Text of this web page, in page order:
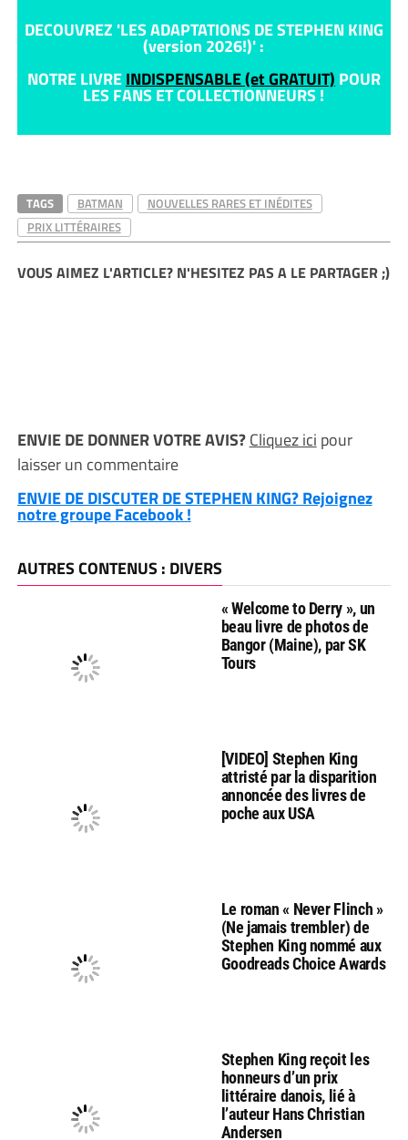
DECOUVREZ 'LES ADAPTATIONS DE STEPHEN KING
(version 2026!)' :
NOTRE LIVREINDISPENSABLE (et GRATUIT) POUR
LES FANS ET COLLECTIONNEURS !
TAGS BATMAN
NOUVELLES RARES ET INÉDITES
PRIX LITTÉRAIRES
VOUS AIMEZ L'ARTICLE? N'HESITEZ PAS A LE PARTAGER ;)
ENVIE DE DONNER VOTRE AVIS?Cliquez ici pour
laisser un commentaire
ENVIE DE DISCUTER DE STEPHEN KING? Rejoignez
notre groupe Facebook !
AUTRES CONTENUS : DIVERS
« Welcome to Derry », un
beau livre de photos de
Bangor (Maine), par SK
Tours
[VIDEO] Stephen King
attristé par la disparition
annoncée des livres de
poche aux USA
Le roman « Never Flinch »
(Ne jamais trembler) de
Stephen King nommé aux
Goodreads Choice Awards
Stephen King reçoit les
honneurs d’un prix
littéraire danois, lié à
l’auteur Hans Christian
Andersen